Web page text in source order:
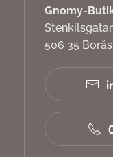
Gnomy-
506 35 Borås